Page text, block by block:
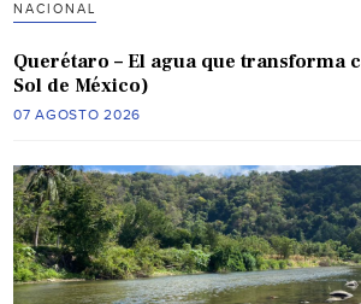
NACIONAL
Querétaro – El agua que transforma
Sol de México)
07 AGOSTO 2026